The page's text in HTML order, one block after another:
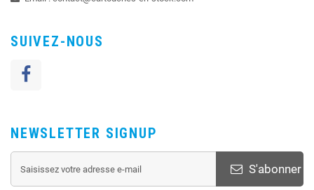
SUIVEZ-NOUS
NEWSLETTER SIGNUP
S'abonner